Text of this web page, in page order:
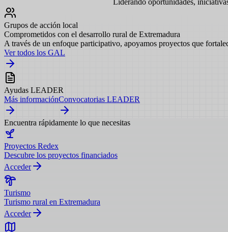
Liderando oportunidades,
Grupos de acción local
Comprometidos con el desarrollo rural de Extremadura
A través de un enfoque participativo, apoyamos proyectos que
Ver todos los GAL
Ayudas LEADER
Más informaciónConvocatorias LEADER
Encuentra rápidamente lo que necesitas
Proyectos Redex
Descubre los proyectos financiados
Acceder
Turismo
Turismo rural en Extremadura
Acceder